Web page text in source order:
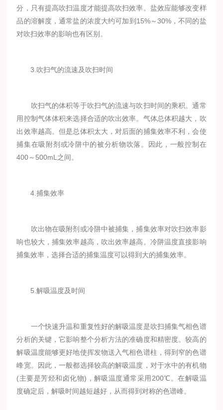
分，只有提高吹扫温度才能提高吹扫效率。盐效应能够改变样
品的溶解度，通常盐的浓度大约可加到15%～30%，不同的盐
对吹扫效率的影响也有区别。
3.吹扫气的流速及吹扫时间
吹扫气的体积等于吹扫气的流速与吹扫时间的乘积。通常
用控制气体体积来选择合适的吹出效率。气体总体积越大，吹
出效率越高。但是总体积太大，对后面的捕集效率不利，会使
捕集在吸附剂或冷阱中的被分析物吹落。因此，一般控制在
400～500mL之间。
4.捕集效率
吹出物在吸附剂或冷阱中被捕集，捕集效率对吹扫效率影
响也较大，捕集效率越高，吹出效率越高。冷阱温度直接影响
捕集效率，选择合适的捕集温度可以得到大的捕集效率。
5.解吸温度及时间
一个快速升温和重复性好的解吸温度是吹扫捕集气相色谱
分析的关键，它影响整个分析方法的准确度和精密度。较高的
解吸温度能够更好地使挥发物送入气相色谱柱，得到窄的色谱
峰宽。因此，一般都选择较高的解吸温度，对于水中的有机物
(主要是芳烃和卤化物)，解吸温度通常采用200℃。在解吸温
度确定后，解吸时间越短越好，从而得到对称的色谱峰。